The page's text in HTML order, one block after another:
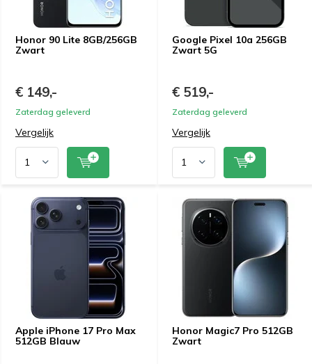
Honor 90 Lite 8GB/256GB
Zwart
€ 149,-
Zaterdag geleverd
Vergelijk
Google Pixel 10a 256GB
Zwart 5G
€ 519,-
Zaterdag geleverd
Vergelijk
Apple iPhone 17 Pro Max
512GB Blauw
Honor Magic7 Pro 512GB
Zwart